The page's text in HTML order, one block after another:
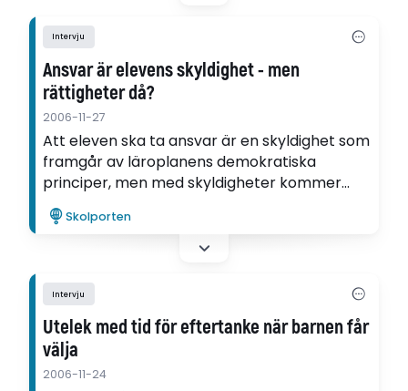
Intervju
Ansvar är elevens skyldighet - men
rättigheter då?
2006-11-27
Att eleven ska ta ansvar är en skyldighet som
framgår av läroplanens demokratiska
principer, men med skyldigheter kommer
även rättigheter, som att få utöva inflytande,
men den kopplingen verkar saknas helt hos
eleverna, säger forskaren Åsa Söderström.
Skolporten
Intervju
Utelek med tid för eftertanke när barnen får
välja
2006-11-24